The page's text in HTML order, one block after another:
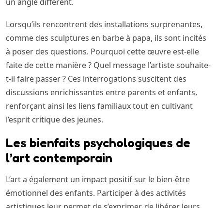
Lorsqu’ils rencontrent des installations surprenantes,
comme des sculptures en barbe à papa, ils sont incités
à poser des questions. Pourquoi cette œuvre est-elle
faite de cette manière ? Quel message l’artiste souhaite-
t-il faire passer ? Ces interrogations suscitent des
discussions enrichissantes entre parents et enfants,
renforçant ainsi les liens familiaux tout en cultivant
l’esprit critique des jeunes.
Les bienfaits psychologiques de
l’art contemporain
L’art a également un impact positif sur le bien-être
émotionnel des enfants. Participer à des activités